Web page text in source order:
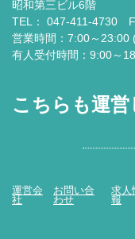
昭和第三ビル6階
TEL： 047-411-4730
営業時間：7:00～23:00
有人受付時間：9:00～
こちらも運営
運営会
社
お問い合
わせ
求人
報